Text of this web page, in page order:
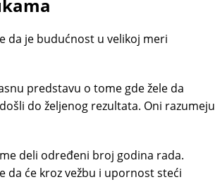
da je budućnost u velikoj meri
predstavu o tome gde žele da
do željenog rezultata. Oni razumeju
deli određeni broj godina rada.
da će kroz vežbu i upornost steći